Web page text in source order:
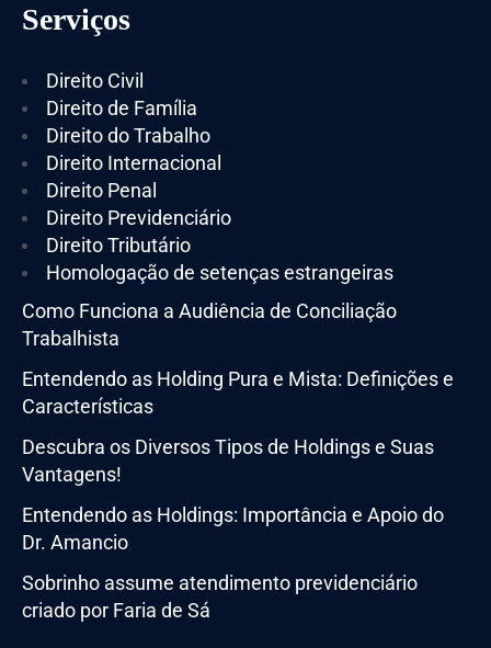
Serviços
Direito Civil
Direito de Família
Direito do Trabalho
Direito Internacional
Direito Penal
Direito Previdenciário
Direito Tributário
Homologação de setenças estrangeiras
Como Funciona a Audiência de Conciliação
Trabalhista
Entendendo as Holding Pura e Mista: Definições e
Características
Descubra os Diversos Tipos de Holdings e Suas
Vantagens!
Entendendo as Holdings: Importância e Apoio do
Dr. Amancio
Sobrinho assume atendimento previdenciário
criado por Faria de Sá